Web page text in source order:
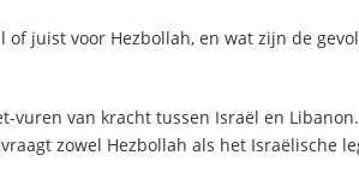
juist voor Hezbollah, en wat zijn de
vuren van kracht tussen Israël en
zowel Hezbollah als het Israëlische